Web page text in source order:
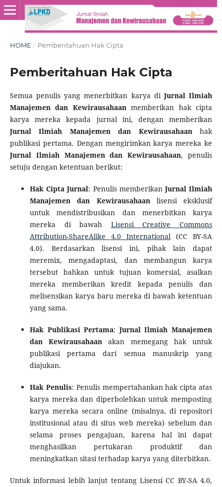
HOME / Pemberitahuan Hak Cipta
Pemberitahuan Hak Cipta
Semua penulis yang menerbitkan karya di Jurnal Ilmiah
Manajemen dan Kewirausahaanmemberikan hak cipta
karya mereka kepada jurnal ini, dengan memberikan
Jurnal Ilmiah Manajemen dan Kewirausahaanhak
publikasi pertama. Dengan mengirimkan karya mereka ke
Jurnal Ilmiah Manajemen dan Kewirausahaan, penulis
setuju dengan ketentuan berikut:
Hak Cipta Jurnal: Penulis memberikan Jurnal Ilmiah
Manajemen dan Kewirausahaanlisensi eksklusif
untuk mendistribusikan dan menerbitkan karya
mereka di bawah Lisensi Creative Commons
Attribution-ShareAlike 4.0 International (CC BY-SA
4.0). Berdasarkan lisensi ini, pihak lain dapat
meremix, mengadaptasi, dan membangun karya
tersebut bahkan untuk tujuan komersial, asalkan
mereka memberikan kredit kepada penulis dan
melisensikan karya baru mereka di bawah ketentuan
yang sama.
Hak Publikasi Pertama: Jurnal Ilmiah Manajemen
dan Kewirausahaan akan memegang hak untuk
publikasi pertama dari semua manuskrip yang
diajukan.
Hak Penulis: Penulis mempertahankan hak cipta atas
karya mereka dan diperbolehkan untuk memposting
karya mereka secara online (misalnya, di repositori
institusional atau di situs web mereka) sebelum dan
selama proses pengajuan, karena hal ini dapat
menghasilkan pertukaran produktif dan
meningkatkan sitasi terhadap karya yang diterbitkan.
Untuk informasi lebih lanjut tentang Lisensi CC BY-SA 4.0,